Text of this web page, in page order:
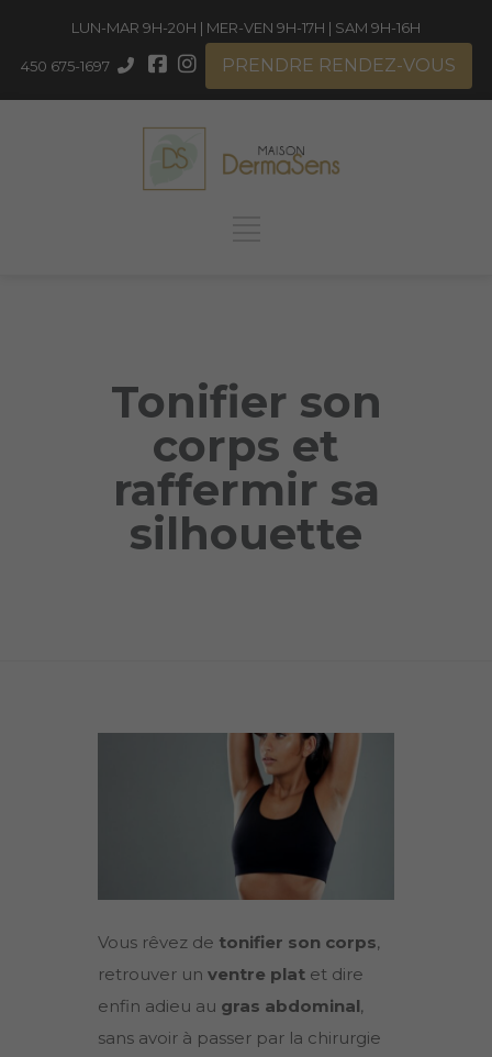
LUN-MAR 9H-20H | MER-VEN 9H-17H | SAM 9H-16H
450 675-1697 PRENDRE RENDEZ-VOUS
Tonifier son
corps et
raffermir sa
silhouette
Vous rêvez de tonifier son corps,
retrouver un ventre plat et dire
enfin adieu au gras abdominal,
sans avoir à passer par la chirurgie